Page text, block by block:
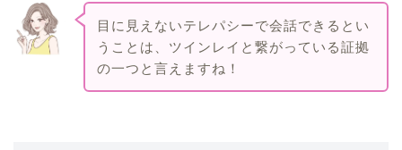
目に見えないテレパシーで会話できるとい
うことは、ツインレイと繋がっている証拠
の一つと言えますね！